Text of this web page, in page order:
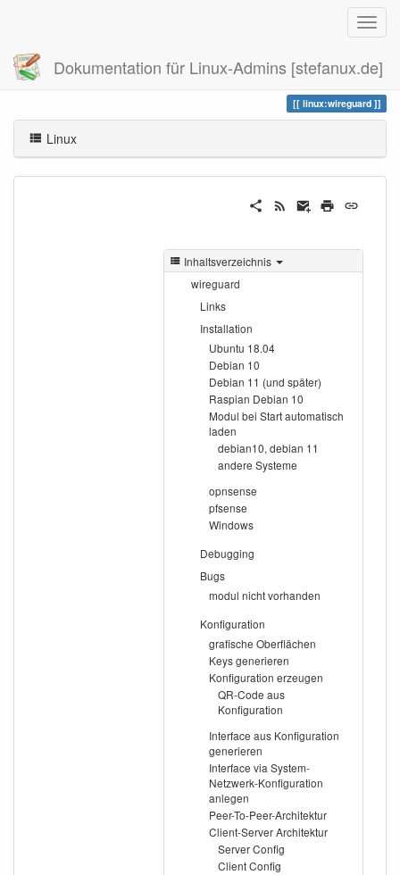
Dokumentation für Linux-Admins [stefanux.de]
Zuletzt angesehen wireguard
linux:wireguard
Linux
Inhaltsverzeichnis
wireguard
Links
Installation
Ubuntu 18.04
Debian 10
Debian 11 (und später)
Raspian Debian 10
Modul bei Start automatisch
laden
debian10, debian 11
andere Systeme
opnsense
pfsense
Windows
Debugging
Bugs
modul nicht vorhanden
Konfiguration
grafische Oberflächen
Keys generieren
Konfiguration erzeugen
QR-Code aus
Konfiguration
Interface aus Konfiguration
generieren
Interface via System-
Netzwerk-Konfiguration
anlegen
Peer-To-Peer-Architektur
Client-Server Architektur
Server Config
Client Config